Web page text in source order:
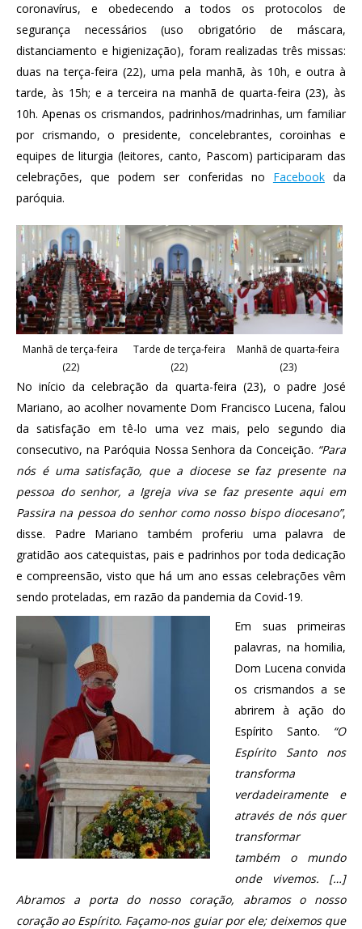
coronavírus, e obedecendo a todos os protocolos de
segurança necessários (uso obrigatório de máscara,
distanciamento e higienização), foram realizadas três missas:
duas na terça-feira (22), uma pela manhã, às 10h, e outra à
tarde, às 15h; e a terceira na manhã de quarta-feira (23), às
10h. Apenas os crismandos, padrinhos/madrinhas, um familiar
por crismando, o presidente, concelebrantes, coroinhas e
equipes de liturgia (leitores, canto, Pascom) participaram das
celebrações, que podem ser conferidas no Facebookda
paróquia.
Manhã de terça-feira
(22)
Tarde de terça-feira
(22)
Manhã de quarta-feira
(23)
No início da celebração da quarta-feira (23), o padre José
Mariano, ao acolher novamente Dom Francisco Lucena, falou
da satisfação em tê-lo uma vez mais, pelo segundo dia
consecutivo, na Paróquia Nossa Senhora da Conceição. “Para
nós é uma satisfação, que a diocese se faz presente na
pessoa do senhor, a Igreja viva se faz presente aqui em
Passira na pessoa do senhor como nosso bispo diocesano”,
disse. Padre Mariano também proferiu uma palavra de
gratidão aos catequistas, pais e padrinhos por toda dedicação
e compreensão, visto que há um ano essas celebrações vêm
sendo proteladas, em razão da pandemia da Covid-19.
Em suas primeiras
palavras, na homilia,
Dom Lucena convida
os crismandos a se
abrirem à ação do
Espírito Santo.
“O
Espírito Santo nos
transforma
verdadeiramente e
através de nós quer
transformar
também o mundo
onde vivemos. […]
Abramos a porta do nosso coração, abramos o nosso
coração ao Espírito. Façamo-nos guiar por ele; deixemos que